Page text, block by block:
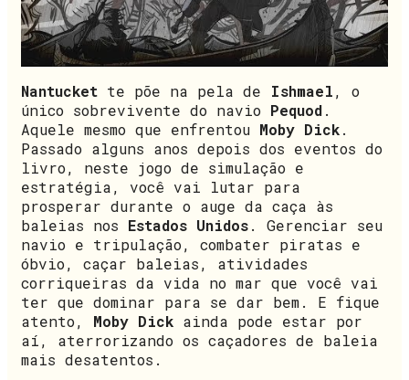
Nantucket te põe na pela de Ishmael, o
único sobrevivente do navio Pequod.
Aquele mesmo que enfrentou Moby Dick.
Passado alguns anos depois dos eventos do
livro, neste jogo de simulação e
estratégia, você vai lutar para
prosperar durante o auge da caça às
baleias nos Estados Unidos. Gerenciar seu
navio e tripulação, combater piratas e
óbvio, caçar baleias, atividades
corriqueiras da vida no mar que você vai
ter que dominar para se dar bem. E fique
atento, Moby Dick ainda pode estar por
aí, aterrorizando os caçadores de baleia
mais desatentos.